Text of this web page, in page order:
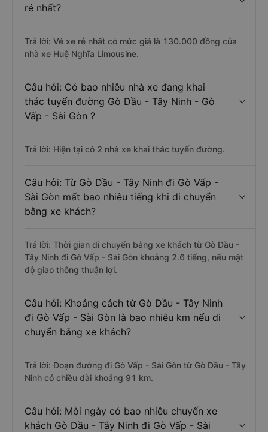
rẻ nhất?
Trả lời: Vé xe rẻ nhất có mức giá là 130.000 đồng của
nhà xe Huệ Nghĩa Limousine.
Câu hỏi: Có bao nhiêu nhà xe đang khai
thác tuyến đường Gò Dầu - Tây Ninh - Gò
Vấp - Sài Gòn ?
Trả lời: Hiện tại có 2 nhà xe khai thác tuyến đường.
Câu hỏi: Từ Gò Dầu - Tây Ninh đi Gò Vấp -
Sài Gòn mất bao nhiêu tiếng khi di chuyển
bằng xe khách?
Trả lời: Thời gian di chuyển bằng xe khách từ Gò Dầu -
Tây Ninh đi Gò Vấp - Sài Gòn khoảng 2.6 tiếng, nếu mật
độ giao thông thuận lợi.
Câu hỏi: Khoảng cách từ Gò Dầu - Tây Ninh
đi Gò Vấp - Sài Gòn là bao nhiêu km nếu di
chuyển bằng xe khách?
Trả lời: Đoạn đường đi Gò Vấp - Sài Gòn từ Gò Dầu - Tây
Ninh có chiều dài khoảng 91 km.
Câu hỏi: Mỗi ngày có bao nhiêu chuyến xe
khách Gò Dầu - Tây Ninh đi Gò Vấp - Sài